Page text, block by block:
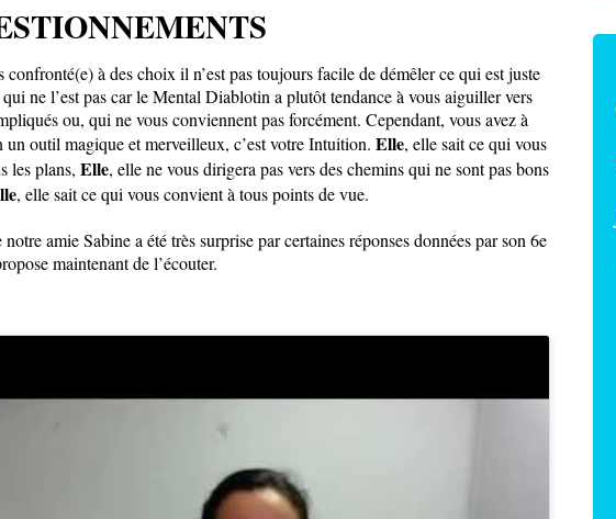
confronté(e) à des choix il n’est pas toujours facile de démêler ce qui est juste
ne l’est pas car le Mental Diablotin a plutôt tendance à vous aiguiller vers
ou, qui ne vous conviennent pas forcément. Cependant, vous avez à
un outil magique et merveilleux, c’est votre Intuition. Elle, elle sait ce qui vous
les plans, Elle, elle ne vous dirigera pas vers des chemins qui ne sont pas bons
, elle sait ce qui vous convient à tous points de vue.
amie Sabine a été très surprise par certaines réponses données par son 6e
maintenant de l’écouter.